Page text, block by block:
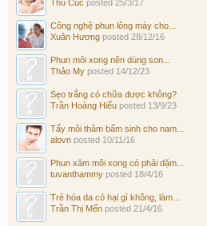
Thu Cúc posted 25/3/17
Công nghệ phun lông mày cho...
Xuân Hương posted 28/12/16
Phun môi xong nên dùng son...
Thảo My posted 14/12/23
Sẹo trắng có chữa được không?
Trần Hoàng Hiếu posted 13/9/23
Tẩy môi thâm bẩm sinh cho nam...
alovn posted 10/11/16
Phun xăm môi xong có phải dặm...
tuvanthammy posted 18/4/16
Trẻ hóa da có hại gì không, làm...
Trần Thị Mến posted 21/4/16